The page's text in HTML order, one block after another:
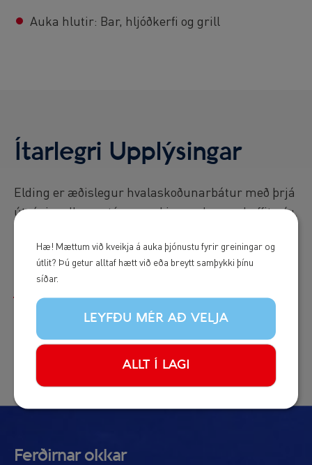
Hæ! Mættum við kveikja á auka þjónustu fyrir greiningar og
útlit? Þú getur alltaf hætt við eða breytt samþykki þínu
síðar.
LEYFÐU MÉR AÐ VELJA
ALLT Í LAGI
Auka hlutir: Bar, hljóðkerfi og grill
Ítarlegri Upplýsingar
Elding er æðislegur hvalaskoðunarbátur með þrjá
útsýnispalla og stórum sal innandyra og kaffiteríu.
sérstaklega fyrir sjóstangarferðir.
Ferðirnar okkar